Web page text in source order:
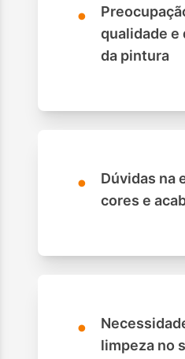
•
qualidade e
da pintura
•
Dúvidas na
cores e
•
limpeza no